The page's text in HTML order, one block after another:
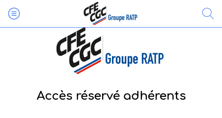
Accès réservé adhérents